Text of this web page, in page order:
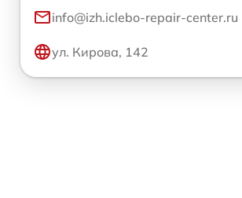
info@izh.iclebo-repair-center.ru
ул. Кирова, 142